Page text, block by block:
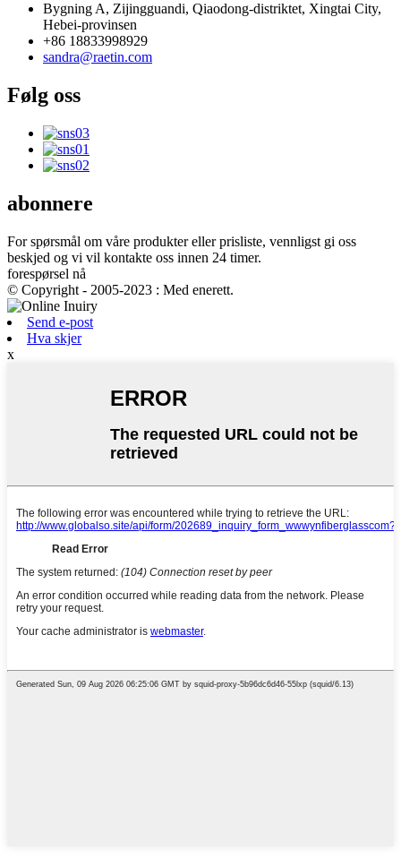
Bygning A, Zijingguandi, Qiaodong-distriktet, Xingtai City,
Hebei-provinsen
+86 18833998929
sandra@raetin.com
Følg oss
abonnere
For spørsmål om våre produkter eller prisliste, vennligst gi oss
beskjed og vi vil kontakte oss innen 24 timer.
forespørsel nå
© Copyright - 2005-2023 : Med enerett.
Send e-post
Hva skjer
x